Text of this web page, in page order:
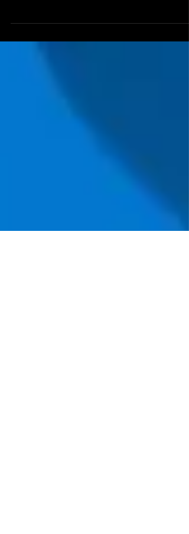
mengancam, sudah menjadi keharusan bagi pemilik